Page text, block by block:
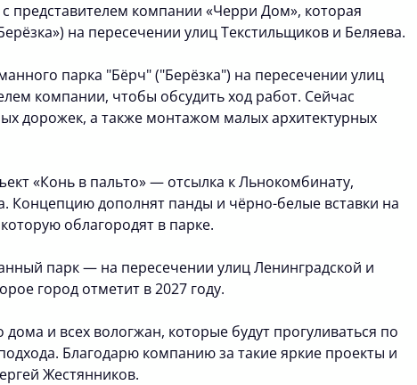
представителем компании «Черри Дом», которая
на пересечении улиц Текстильщиков и Беляева.
парка "Бёрч" ("Берёзка") на пересечении улиц
компании, чтобы обсудить ход работ. Сейчас
дорожек, а также монтажом малых архитектурных
«Конь в пальто» — отсылка к Льнокомбинату,
дополнят панды и чёрно-белые вставки на
облагородят в парке.
парк — на пересечении улиц Ленинградской и
город отметит в 2027 году.
и всех вологжан, которые будут прогуливаться по
Благодарю компанию за такие яркие проекты и
Жестянников.